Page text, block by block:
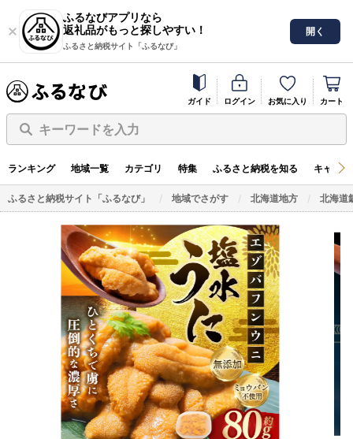
ふるなびアプリなら
返礼品がもっと探しやすい！
ふるさと納税サイト「ふるなび」
開く
ガイド ログイン お気に入り カート
キーワードを入力
ランキング 地域一覧 カテゴリ 特集 ふるさと納税を知る キャン
ふるさと納税サイト「ふるなび」 地域でさがす 北海道地方 北海道